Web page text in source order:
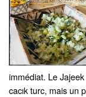
immédiat. Le
cacık turc, mais un